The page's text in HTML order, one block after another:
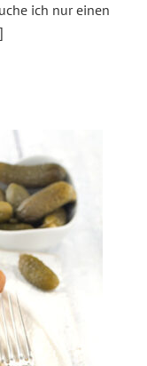
ich nur einen